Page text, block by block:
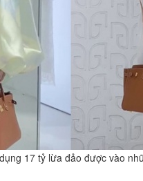
17 tỷ lừa đảo được vào